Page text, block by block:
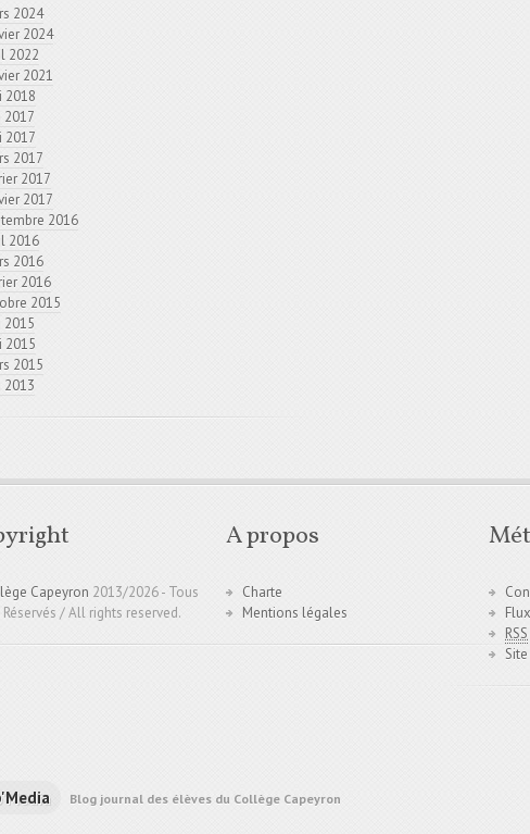
2024
2024
2022
2021
2018
2017
2017
2017
2017
2017
2016
2016
2016
2016
2015
2015
2015
2015
2013
Capeyron 2013/2026 - Tous
/ All rights reserved.
A propos
Charte
Mentions légales
Flux
RSS
Blog journal des élèves du Collège Capeyron